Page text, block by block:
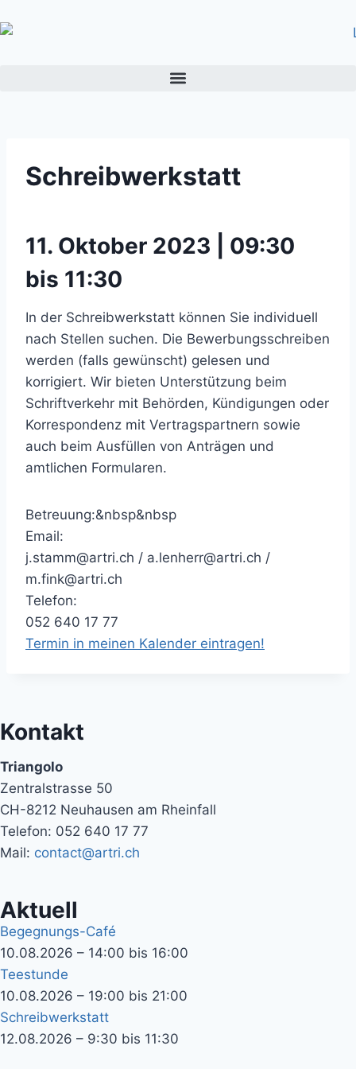
Schreibwerkstatt
11. Oktober 2023 | 09:30
bis 11:30
In der Schreibwerkstatt können Sie individuell
nach Stellen suchen. Die Bewerbungsschreiben
werden (falls gewünscht) gelesen und
korrigiert. Wir bieten Unterstützung beim
Schriftverkehr mit Behörden, Kündigungen oder
Korrespondenz mit Vertragspartnern sowie
auch beim Ausfüllen von Anträgen und
amtlichen Formularen.
Betreuung:&nbsp&nbsp
Email:
j.stamm@artri.ch / a.lenherr@artri.ch /
m.fink@artri.ch
Telefon:
052 640 17 77
Termin in meinen Kalender eintragen!
Kontakt
Triangolo
Zentralstrasse 50
CH-8212 Neuhausen am Rheinfall
Telefon: 052 640 17 77
Mail: contact@artri.ch
Aktuell
Begegnungs-Café
10.08.2026 – 14:00 bis 16:00
Teestunde
10.08.2026 – 19:00 bis 21:00
Schreibwerkstatt
12.08.2026 – 9:30 bis 11:30